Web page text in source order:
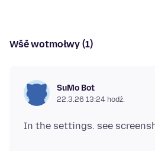
Wšě wotmołwy (1)
SuMo Bot
22.3.26 13:24 hodź.